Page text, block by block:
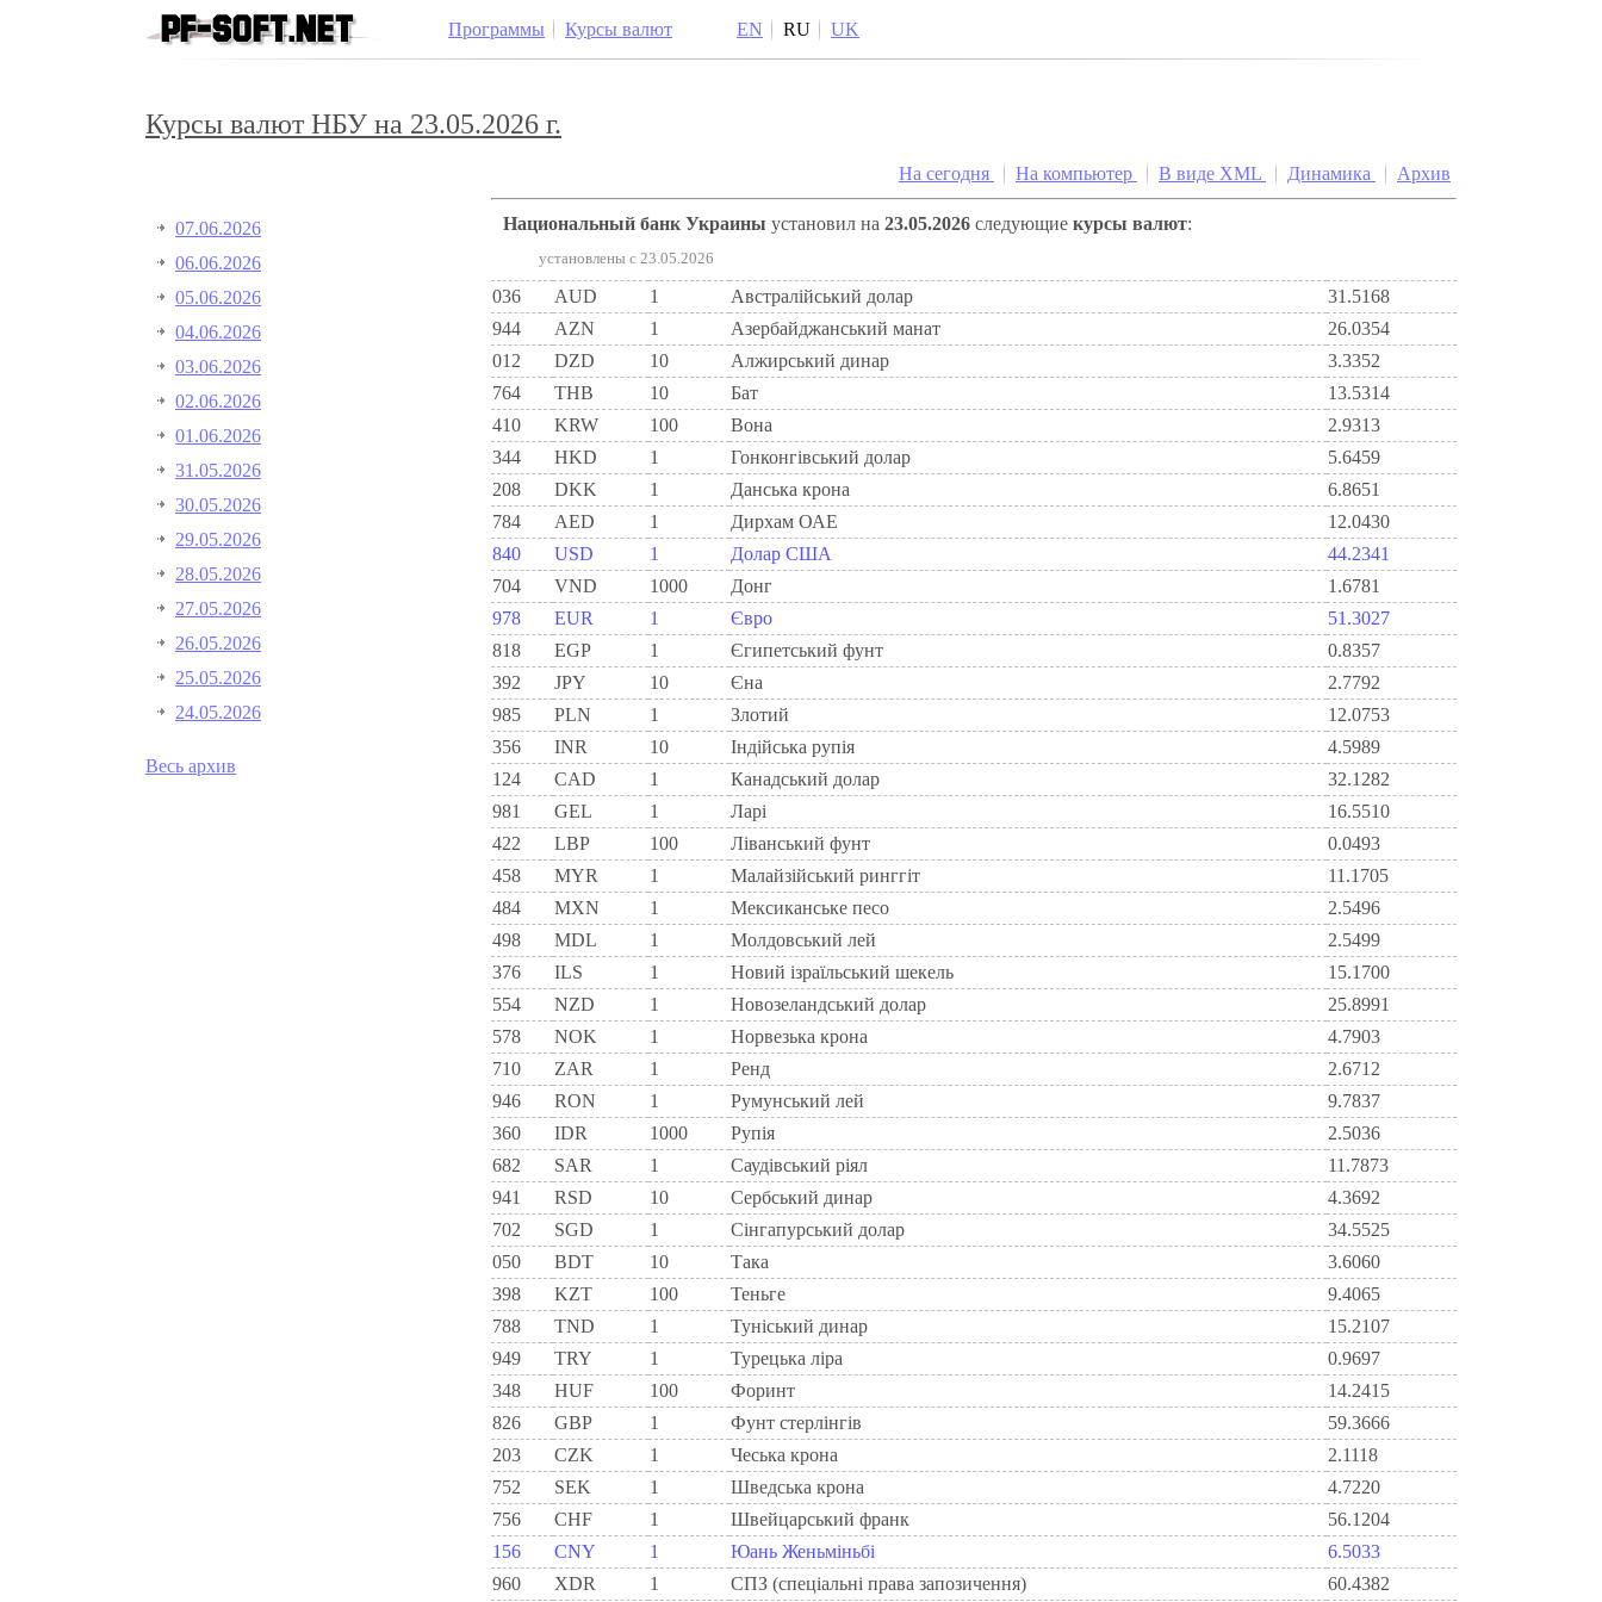
Программы Курсы валют EN RU UK
Курсы валют НБУ на 23.05.2026 г.
07.06.2026
06.06.2026
05.06.2026
04.06.2026
03.06.2026
02.06.2026
01.06.2026
31.05.2026
30.05.2026
29.05.2026
28.05.2026
27.05.2026
26.05.2026
25.05.2026
24.05.2026
Весь архив
На сегодня На компьютер В виде XML Динамика Архив
Национальный банк Украины установил на 23.05.2026 следующие курсы валют:
установлены c 23.05.2026
036 AUD 1 Австралійський долар
31.5168
944
AZN 1 Азербайджанський манат
26.0354
012
DZD 10 Алжирський динар
3.3352
764
THB 10 Бат
13.5314
410
KRW 100 Вона
2.9313
344
HKD 1 Гонконгівський долар
5.6459
208
DKK 1 Данська крона
6.8651
784
AED 1 Дирхам ОАЕ
12.0430
840
USD 1 Долар США
44.2341
704
VND 1000 Донг
1.6781
978
EUR 1 Євро
51.3027
818
EGP 1 Єгипетський фунт
0.8357
392
JPY 10 Єна
2.7792
985
PLN 1 Злотий
12.0753
356
INR 10 Індійська рупія
4.5989
124
CAD 1 Канадський долар
32.1282
981
GEL 1 Ларi
16.5510
422
LBP 100 Ліванський фунт
0.0493
458
MYR 1 Малайзійський ринггіт
11.1705
484
MXN 1 Мексиканське песо
2.5496
498
MDL 1 Молдовський лей
2.5499
376
ILS 1 Новий ізраїльський шекель
15.1700
554
NZD 1 Новозеландський долар
25.8991
578
NOK 1 Норвезька крона
4.7903
710
ZAR 1 Ренд
2.6712
946
RON 1 Румунський лей
9.7837
360
IDR 1000 Рупія
2.5036
682
SAR 1 Саудівський ріял
11.7873
941
RSD 10 Сербський динар
4.3692
702
SGD 1 Сінгапурський долар
34.5525
050
BDT 10 Така
3.6060
398
KZT 100 Теньге
9.4065
788
TND 1 Туніський динар
15.2107
949
TRY 1 Турецька ліра
0.9697
348
HUF 100 Форинт
14.2415
826
GBP 1 Фунт стерлінгів
59.3666
203
CZK 1 Чеська крона
2.1118
752
SEK 1 Шведська крона
4.7220
756
CHF 1 Швейцарський франк
56.1204
156
CNY 1 Юань Женьміньбі
6.5033
960
XDR 1 СПЗ (спеціальні права запозичення) 60.4382